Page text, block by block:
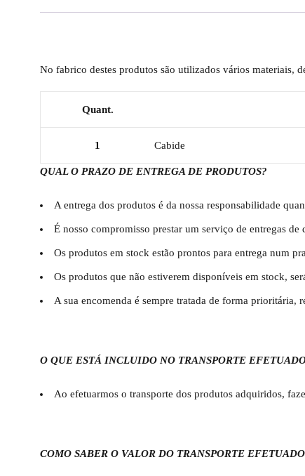
No fabrico destes produtos são utilizados vários materiais,
Quant.
1 Cabide
QUAL O PRAZO DE ENTREGA DE PRODUTOS?
A entrega dos produtos é da nossa responsabilidade
É nosso compromisso prestar um serviço de entregas
Os produtos em stock estão prontos para entrega num
Os produtos que não estiverem disponíveis em stock,
A sua encomenda é sempre tratada de forma
O QUE ESTÁ INCLUIDO NO TRANSPORTE
Ao efetuarmos o transporte dos produtos adquiridos,
COMO SABER O VALOR DO TRANSPORTE